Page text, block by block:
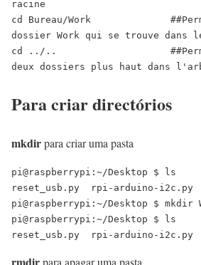
racine
cd Bureau/Work
dossier Work qui se trouve dans
cd ../..
deux dossiers plus haut dans
Para criar directórios
mkdirpara criar uma pasta
pi@raspberrypi:~/Desktop $ ls
reset_usb.py  rpi-arduino-
pi@raspberrypi:~/Desktop $ mkdir
pi@raspberrypi:~/Desktop $ ls
para apagar uma pasta